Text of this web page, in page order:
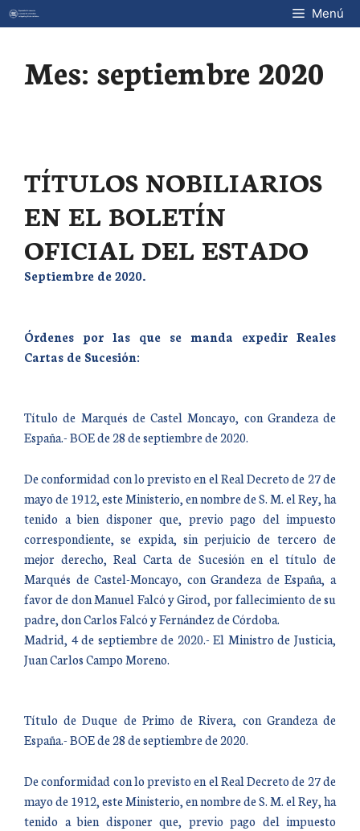
Saltar
al
Menú
Mes: septiembre 2020
TÍTULOS NOBILIARIOS
EN EL BOLETÍN
OFICIAL DEL ESTADO
Septiembre de 2020.
Órdenes por las que se manda expedir Reales
Cartas de Sucesión:
Título de Marqués de Castel Moncayo, con Grandeza de
España.- BOE de 28 de septiembre de 2020.
De conformidad con lo previsto en el Real Decreto de 27 de
mayo de 1912, este Ministerio, en nombre de S. M. el Rey, ha
tenido a bien disponer que, previo pago del impuesto
correspondiente, se expida, sin perjuicio de tercero de
mejor derecho, Real Carta de Sucesión en el título de
Marqués de Castel-Moncayo, con Grandeza de España, a
favor de don Manuel Falcó y Girod, por fallecimiento de su
padre, don Carlos Falcó y Fernández de Córdoba.
Madrid, 4 de septiembre de 2020.- El Ministro de Justicia,
Juan Carlos Campo Moreno.
Título de Duque de Primo de Rivera, con Grandeza de
España.- BOE de 28 de septiembre de 2020.
De conformidad con lo previsto en el Real Decreto de 27 de
mayo de 1912, este Ministerio, en nombre de S. M. el Rey, ha
tenido a bien disponer que, previo pago del impuesto